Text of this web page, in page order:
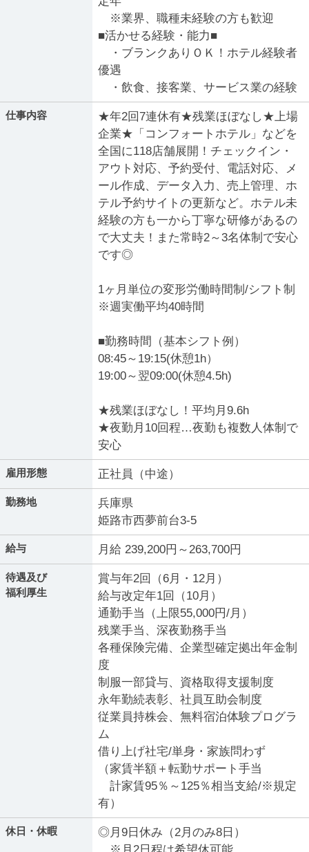
※業界、職種未経験の方も歓迎
■活かせる経験・能力■
・ブランクありＯＫ！ホテル経験者
優遇
・飲食、接客業、サービス業の経験
仕事内容
★年2回7連休有★残業ほぼなし★上場
企業★「コンフォートホテル」などを
全国に118店舗展開！チェックイン・
アウト対応、予約受付、電話対応、メ
ール作成、データ入力、売上管理、ホ
テル予約サイトの更新など。ホテル未
経験の方も一から丁寧な研修があるの
で大丈夫！また常時2～3名体制で安心
です◎
1ヶ月単位の変形労働時間制/シフト制
※週実働平均40時間
■勤務時間（基本シフト例）
08:45～19:15(休憩1h）
19:00～翌09:00(休憩4.5h)
★残業ほぼなし！平均月9.6h
★夜勤月10回程…夜勤も複数人体制で
安心
雇用形態 正社員（中途）
勤務地
兵庫県
姫路市西夢前台3-5
給与 月給 239,200円～263,700円
待遇及び
福利厚生
賞与年2回（6月・12月）
給与改定年1回（10月）
通勤手当（上限55,000円/月）
残業手当、深夜勤務手当
各種保険完備、企業型確定拠出年金制
度
制服一部貸与、資格取得支援制度
永年勤続表彰、社員互助会制度
従業員持株会、無料宿泊体験プログラ
ム
借り上げ社宅/単身・家族問わず
（家賃半額＋転勤サポート手当
計家賃95％～125％相当支給/※規定
有）
休日・休暇
◎月9日休み（2月のみ8日）